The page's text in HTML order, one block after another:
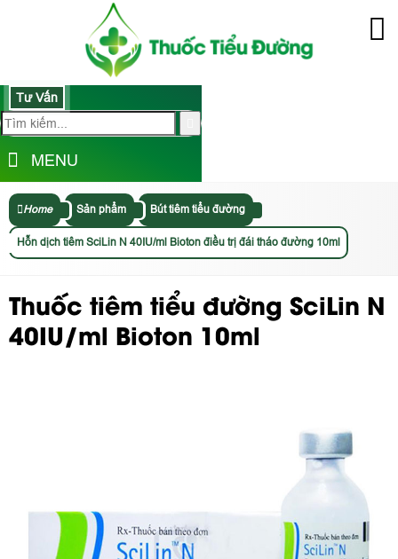
Tư Vấn
MENU
Home Sản phẩm Bút tiêm tiểu đường
Hỗn dịch tiêm SciLin N 40IU/ml Bioton điều trị đái tháo đường 10ml
Thuốc tiêm tiểu đường SciLin N
40IU/ml Bioton 10ml